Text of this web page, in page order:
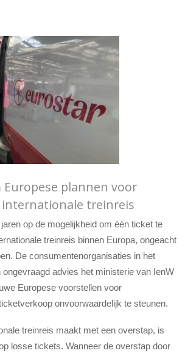
Europese plannen voor
treinreis
op de mogelijkheid om één ticket te
treinreis binnen Europa, ongeacht
De consumentenorganisaties in het
ongevraagd advies het ministerie van IenW
Europese voorstellen voor
onvoorwaardelijk te steunen.
treinreis maakt met een overstap, is
losse tickets. Wanneer de overstap door